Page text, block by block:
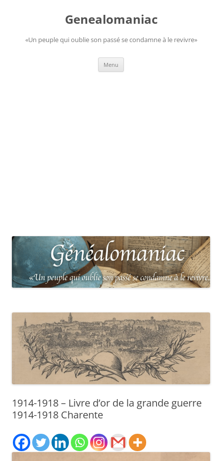
Genealomaniac
«Un peuple qui oublie son passé se condamne à le revivre»
Menu
1914-1918 – Livre d’or de la grande guerre
1914-1918 Charente